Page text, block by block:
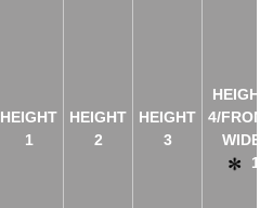
HEIGHT
1
HEIGHT
2
HEIGHT
3
HEIGHT
4/FRONT
WIDE
1